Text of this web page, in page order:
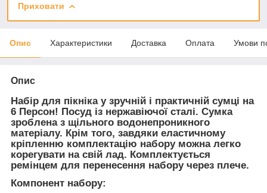
Приховати
Опис Характеристики Доставка Оплата Умови
Опис
Набір для пікніка у зручній і практичній сумці на
6 Персон! Посуд із нержавіючої сталі. Сумка
зроблена з щільного водонепроникного
матеріалу. Крім того, завдяки еластичному
кріпленню комплектацію набору можна легко
корегувати на свій лад. Комплектується
ремінцем для перенесення набору через плече.
Компонент набору: